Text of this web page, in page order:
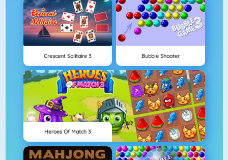
Crescent Solitaire 3 Bubble Shooter
Heroes Of Match 3